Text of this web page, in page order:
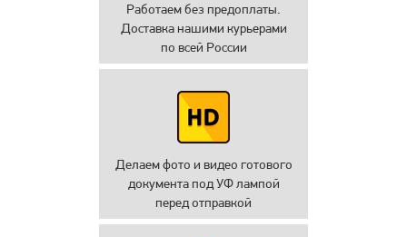
Работаем без предоплаты.
Доставка нашими курьерами
по всей России
Делаем фото и видео готового
документа под УФ лампой
перед отправкой